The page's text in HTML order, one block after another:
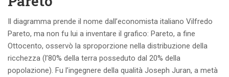
Il diagramma prende il nome dall’economista italiano Vilfredo
Pareto, ma non fu lui a inventare il grafico: Pareto, a fine
Ottocento, osservò la sproporzione nella distribuzione della
ricchezza (l’80% della terra posseduto dal 20% della
popolazione). Fu l’ingegnere della qualità Joseph Juran, a metà